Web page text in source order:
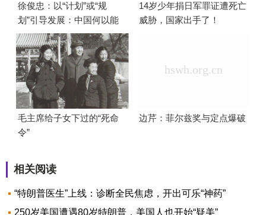
徐俊忠：以“计划”或“规
划”引导发展：中国何以能
够成功
14岁少年捐日军罪证遭死亡
威胁，国家出手了！
毛主席给子女下过的“死命
令”
边芹：菲尔兹奖与定点爆破
相关阅读
“特朗普医生”上线：诊断全民焦虑，开出可乐“神药”
250岁美国遭遇80岁特朗普，美国人也开始“疑美”